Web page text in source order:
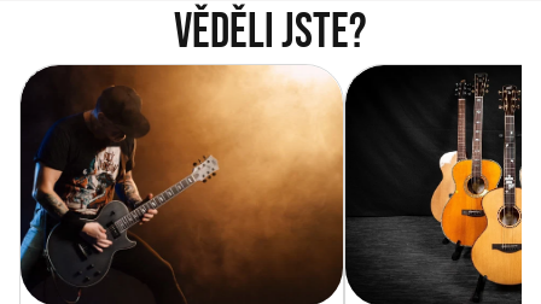
Věděli jste?
Vítejte na novém e-shopu Music
City
Jak vybrat